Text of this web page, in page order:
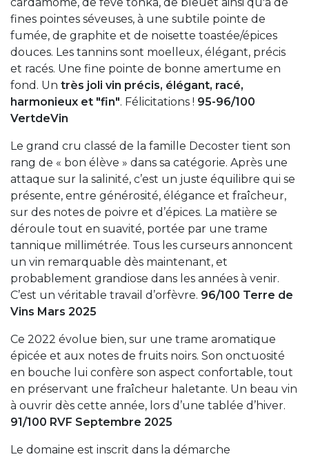
fines pointes séveuses, à une subtile pointe de
fumée, de graphite et de noisette toastée/épices
douces. Les tannins sont moelleux, élégant, précis
et racés. Une fine pointe de bonne amertume en
fond. Un très joli vin précis, élégant, racé,
harmonieux et "fin". Félicitations ! 95-96/100
VertdeVin
Le grand cru classé de la famille Decoster tient son
rang de « bon élève » dans sa catégorie. Après une
attaque sur la salinité, c’est un juste équilibre qui se
présente, entre générosité, élégance et fraîcheur,
sur des notes de poivre et d’épices. La matière se
déroule tout en suavité, portée par une trame
tannique millimétrée. Tous les curseurs annoncent
un vin remarquable dès maintenant, et
probablement grandiose dans les années à venir.
C’est un véritable travail d’orfèvre. 96/100 Terre de
Vins Mars 2025
Ce 2022 évolue bien, sur une trame aromatique
épicée et aux notes de fruits noirs. Son onctuosité
en bouche lui confère son aspect confortable, tout
en préservant une fraîcheur haletante. Un beau vin
à ouvrir dès cette année, lors d’une tablée d’hiver.
91/100 RVF Septembre 2025
Le domaine est inscrit dans la démarche